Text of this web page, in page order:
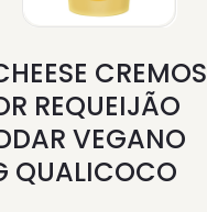
REQUEIJÃO
VEGANO
QUALICOCO